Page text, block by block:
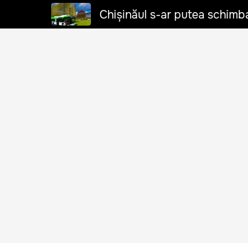
Chișinăul s-ar putea